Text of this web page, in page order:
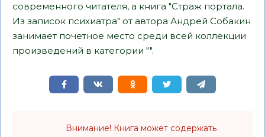
современного читателя, а книга "Страж портала.
Из записок психиатра" от автора Андрей Собакин
занимает почетное место среди всей коллекции
произведений в категории "".
Внимание! Книга может содержать